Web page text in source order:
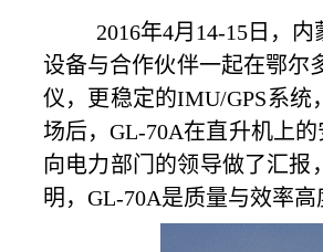
2016年4月14-15日，
设备与合作伙伴一起在鄂尔
仪，更稳定的IMU/GPS系
场后，GL-70A在直升机上
向电力部门的领导做了汇
明，GL-70A是质量与效率